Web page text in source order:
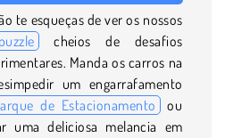
te esqueças de ver os nossos
cheios de desafios
Manda os carros na
um engarrafamento
de Estacionamento ou
uma deliciosa melancia em